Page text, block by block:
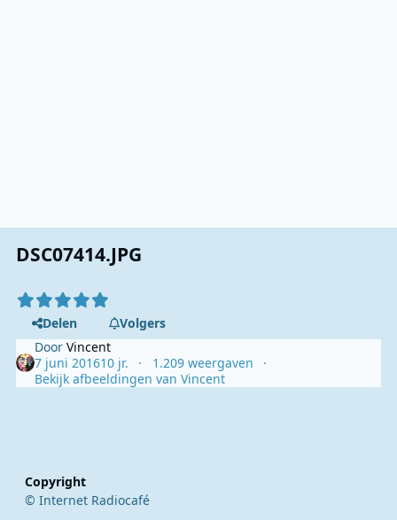
DSC07414.JPG
Delen
Volgers
DoorVincent
7 juni 201610 jr.
1.209 weergaven
Bekijk afbeeldingen van Vincent
Copyright
© Internet Radiocafé